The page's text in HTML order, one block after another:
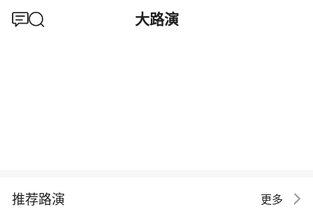
大路演
推荐路演 更多